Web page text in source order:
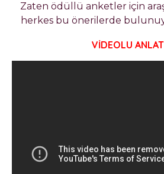
Zaten ödüllü anketler için
herkes bu önerilerde
VİDEOLU